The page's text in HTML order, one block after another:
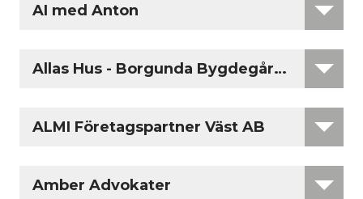
AI med Anton
Allas Hus - Borgunda Bygdegårdsförening
ALMI Företagspartner Väst AB
Amber Advokater